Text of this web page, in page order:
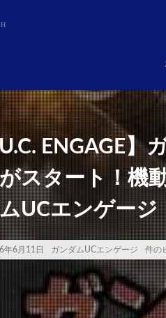
ENGAGE】
スタート！機
UCエンゲージ
年6月11日 ガンダムUCエンゲージ 件の